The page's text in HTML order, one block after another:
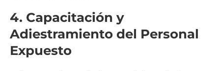
4. Capacitación y
Adiestramiento del Personal
Expuesto